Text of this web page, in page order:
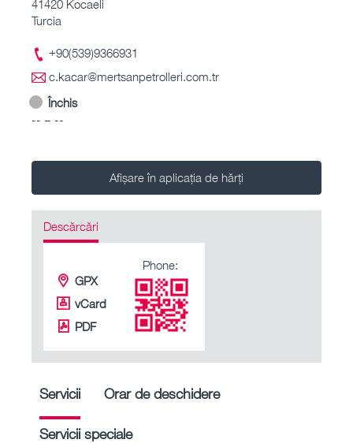
41420 Kocaeli
Turcia
+90(539)9366931
c.kacar@mertsanpetrolleri.com.tr
Închis
-- – --
Afișare în aplicația de hărți
Descărcări
GPX
vCard
PDF
Phone:
Servicii Orar de deschidere
Servicii speciale